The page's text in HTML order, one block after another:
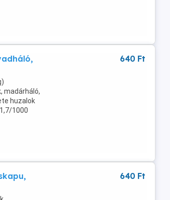
madárháló,
huzalok
1000
640 Ft
640 Ft